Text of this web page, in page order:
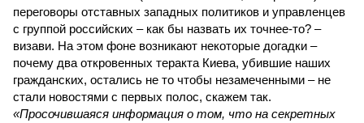
переговоры отставных западных политиков и управленцев
с группой российских – как бы назвать их точнее-то? –
визави. На этом фоне возникают некоторые догадки –
почему два откровенных теракта Киева, убившие наших
гражданских, остались не то чтобы незамеченными – не
стали новостями с первых полос, скажем так.
«Просочившаяся информация о том, что на секретных